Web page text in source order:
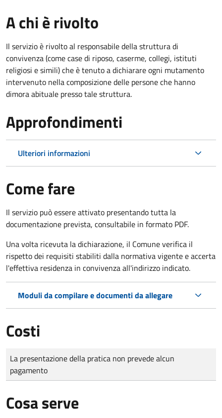
A chi è rivolto
Il servizio è rivolto al responsabile della struttura di
convivenza (come case di riposo, caserme, collegi, istituti
religiosi e simili) che è tenuto a dichiarare ogni mutamento
intervenuto nella composizione delle persone che hanno
dimora abituale presso tale struttura.
Approfondimenti
Ulteriori informazioni
Come fare
Il servizio può essere attivato presentando tutta la
documentazione prevista, consultabile in formato PDF.
Una volta ricevuta la dichiarazione, il Comune verifica il
rispetto dei requisiti stabiliti dalla normativa vigente e accerta
l'effettiva residenza in convivenza all'indirizzo indicato.
Moduli da compilare e documenti da allegare
Costi
Tipo di pagamento
Importo
La presentazione della pratica non prevede alcun
pagamento
Cosa serve